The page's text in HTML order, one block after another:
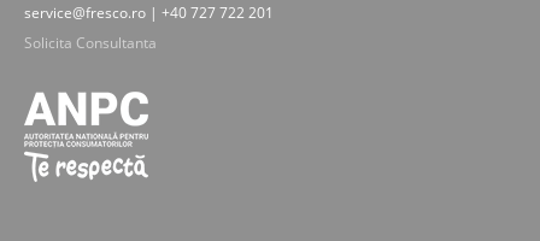
service@fresco.ro | +40 727 722 201
Solicita Consultanta